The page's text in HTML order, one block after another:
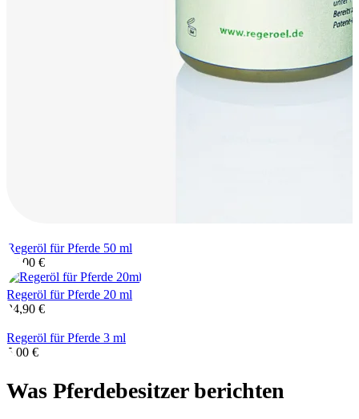
Regeröl für Pferde 50 ml
55,00 €
Regeröl für Pferde 20 ml
24,90 €
Regeröl für Pferde 3 ml
5,00 €
Was Pferdebesitzer berichten